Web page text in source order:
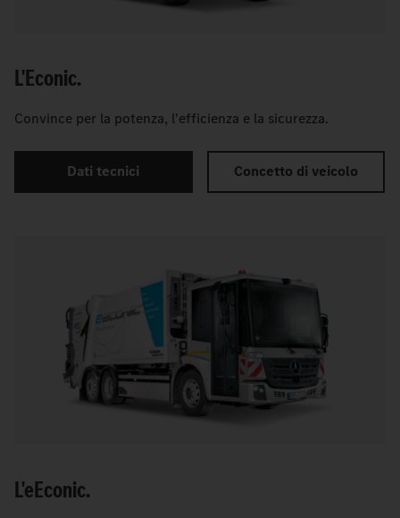
L'Econic.
Convince per la potenza, l'efficienza e la sicurezza.
Dati tecnici Concetto di veicolo
L'eEconic.